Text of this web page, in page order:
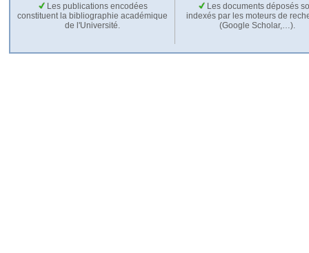
Les publications encodées
constituent la bibliographie académique
de l'Université.
Les documents déposés
indexés par les moteurs de
(Google Scholar,…).